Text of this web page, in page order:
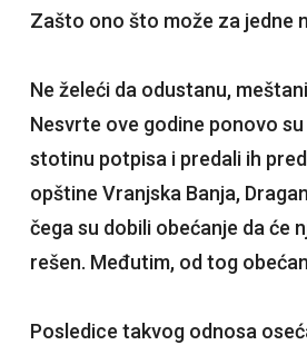
Zašto ono što može za jedne
Ne želeći da odustanu,
Nesvrte ove godine ponovo
stotinu potpisa i predali ih
opštine Vranjska Banja,
čega su dobili obećanje da će
rešen. Međutim, od tog
Posledice takvog odnosa